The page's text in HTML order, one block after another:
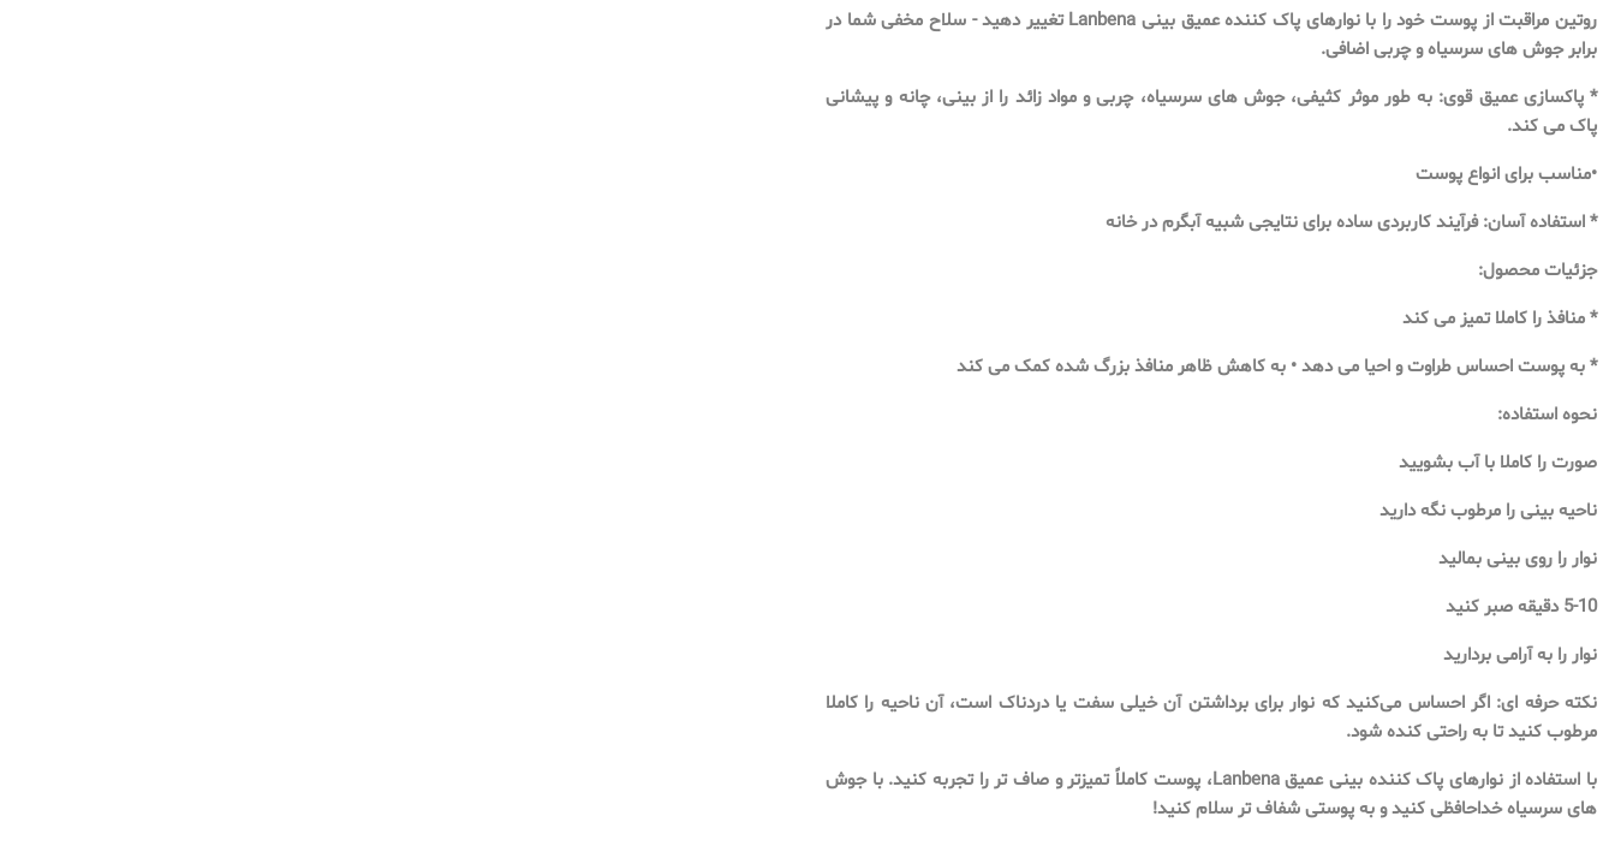
روتین مراقبت از پوست خود را با نوارهای پاک کننده عمیق بینی Lanbena تغییر دهید - سلاح مخفی شما در
برابر جوش های سرسیاه و چربی اضافی.
* پاکسازی عمیق قوی: به طور موثر کثیفی، جوش های سرسیاه، چربی و مواد زائد را از بینی، چانه و پیشانی
پاک می کند.
•مناسب برای انواع پوست
* استفاده آسان: فرآیند کاربردی ساده برای نتایجی شبیه آبگرم در خانه
جزئیات محصول:
* منافذ را کاملا تمیز می کند
* به پوست احساس طراوت و احیا می دهد • به کاهش ظاهر منافذ بزرگ شده کمک می کند
نحوه استفاده:
صورت را کاملا با آب بشویید
ناحیه بینی را مرطوب نگه دارید
نوار را روی بینی بمالید
5-10 دقیقه صبر کنید
نوار را به آرامی بردارید
نکته حرفه ای: اگر احساس می‌کنید که نوار برای برداشتن آن خیلی سفت یا دردناک است، آن ناحیه را کاملا
مرطوب کنید تا به راحتی کنده شود.
با استفاده از نوارهای پاک کننده بینی عمیق Lanbena، پوست کاملاً تمیزتر و صاف تر را تجربه کنید. با جوش
های سرسیاه خداحافظی کنید و به پوستی شفاف تر سلام کنید!